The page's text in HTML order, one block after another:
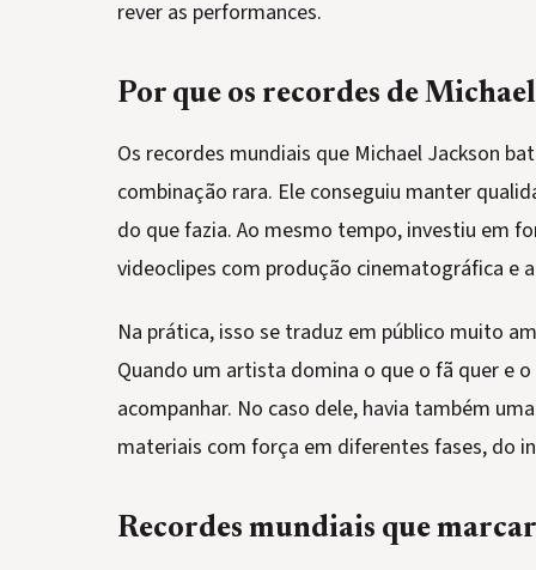
rever as performances.
Por que os recordes de
Os recordes mundiais que Michael Jackson
combinação rara. Ele conseguiu manter
do que fazia. Ao mesmo tempo, investiu em
videoclipes com produção cinematográfica e
Na prática, isso se traduz em público muito
Quando um artista domina o que o fã quer e
acompanhar. No caso dele, havia também
materiais com força em diferentes fases, do
Recordes mundiais que